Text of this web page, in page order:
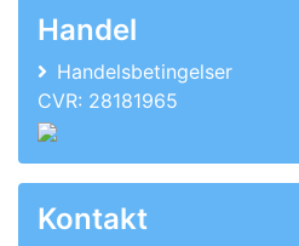
Handel
Handelsbetingelser
CVR: 28181965
Kontakt